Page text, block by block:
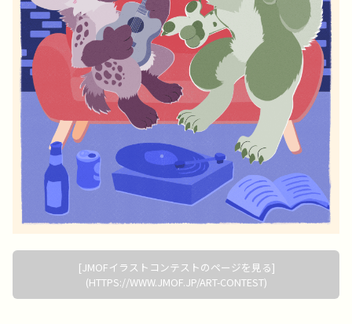
[JMOFイラストコンテストのページを見る]
(HTTPS://WWW.JMOF.JP/ART-CONTEST)